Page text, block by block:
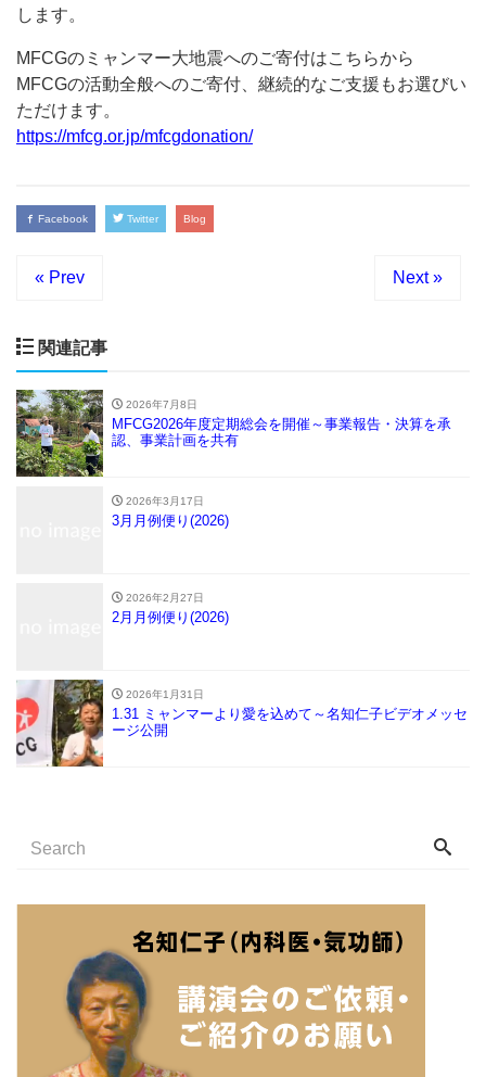
します。
MFCGのミャンマー大地震へのご寄付はこちらから
MFCGの活動全般へのご寄付、継続的なご支援もお選びい
ただけます。
https://mfcg.or.jp/mfcgdonation/
Facebook Twitter Blog
« Prev Next »
関連記事
2026年7月8日
MFCG2026年度定期総会を開催～事業報告・決算を承
認、事業計画を共有
2026年3月17日
3月月例便り(2026)
2026年2月27日
2月月例便り(2026)
2026年1月31日
1.31 ミャンマーより愛を込めて～名知仁子ビデオメッセ
ージ公開